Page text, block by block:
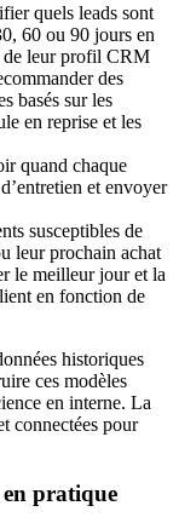
quels leads sont
60 ou 90 jours en
de leur profil CRM
des
basés sur les
en reprise et les
quand chaque
et envoyer
susceptibles de
leur prochain achat
le meilleur jour et la
en fonction de
historiques
ces modèles
en interne. La
connectées pour
pratique